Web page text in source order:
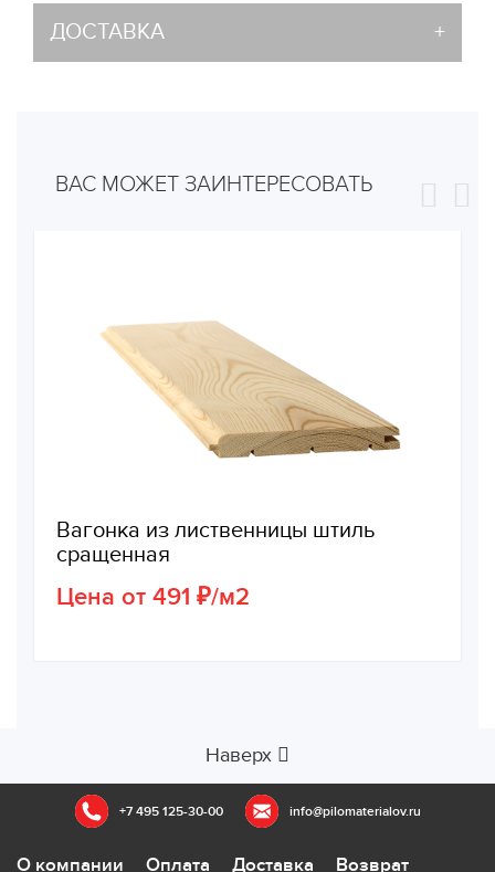
ДОСТАВКА
ВАС МОЖЕТ ЗАИНТЕРЕСОВАТЬ
Вагонка из лиственницы штиль
сращенная
Цена от 491 ₽/м2
Наверх
+7 495 125-30-00 info@pilomaterialov.ru
О компании Оплата Доставка Возврат